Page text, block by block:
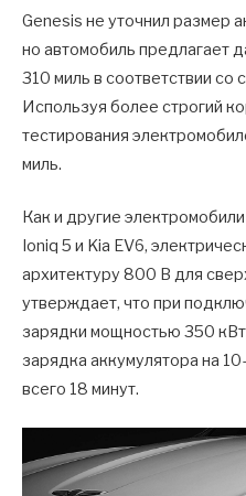
Genesis не уточнил размер
но автомобиль предлагает
310 миль в соответствии со
Используя более строгий
тестирования
миль.
Как и другие
Ioniq 5 и Kia EV6,
архитектуру 800 В для
утверждает, что при
зарядки мощностью 350
зарядка аккумулятора на
всего 18 минут.